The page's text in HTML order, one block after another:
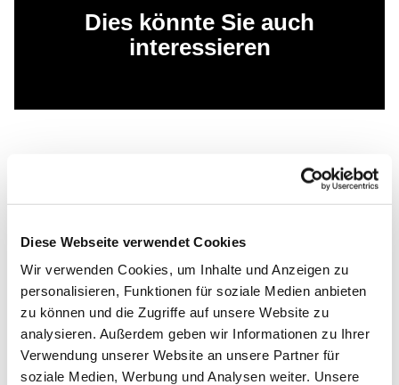
Diese Webseite verwendet Cookies
Wir verwenden Cookies, um Inhalte und Anzeigen zu
personalisieren, Funktionen für soziale Medien anbieten
zu können und die Zugriffe auf unsere Website zu
analysieren. Außerdem geben wir Informationen zu Ihrer
Verwendung unserer Website an unsere Partner für
soziale Medien, Werbung und Analysen weiter. Unsere
Dies könnte Sie auch
interessieren